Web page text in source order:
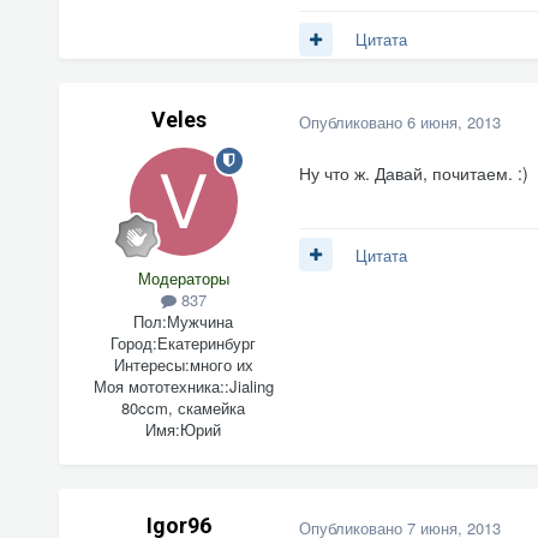
Цитата
Veles
Модераторы
837
Пол:Мужчина
Город:Екатеринбург
Интересы:много их
Моя мототехника::Jialing
80ccm, скамейка
Имя:Юрий
Опубликовано 6 июня, 2013
Ну что ж. Давай, почитаем. :)
Цитата
Igor96 Опубликовано 7 июня, 2013